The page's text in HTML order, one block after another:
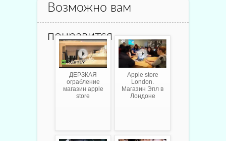
Возможно вам
понравится
ДЕРЗКАЯ
ограбление
магазин apple
store
Apple store
London.
Магазин Эпл в
Лондоне